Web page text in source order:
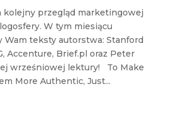
kolejny przegląd marketingowej
W tym miesiącu
Wam teksty autorstwa: Stanford
Accenture, Brief.pl oraz Peter
wrześniowej lektury! To Make
More Authentic, Just...